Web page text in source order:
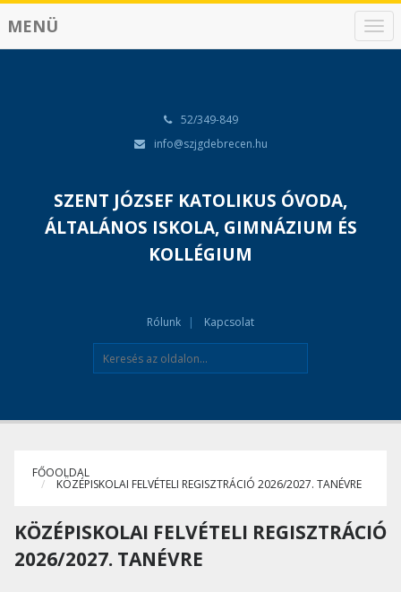
N
a
MENÜ
52/349-849
info@szjgdebrecen.hu
SZENT JÓZSEF KATOLIKUS ÓVODA,
ÁLTALÁNOS ISKOLA, GIMNÁZIUM ÉS
KOLLÉGIUM
Rólunk Kapcsolat
FŐOOLDAL
KÖZÉPISKOLAI FELVÉTELI REGISZTRÁCIÓ 2026/2027. TANÉVRE
KÖZÉPISKOLAI FELVÉTELI REGISZTRÁCIÓ
2026/2027. TANÉVRE